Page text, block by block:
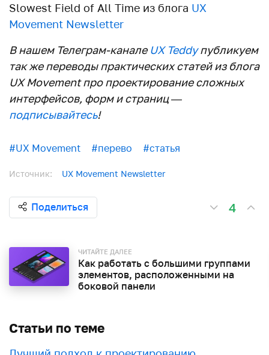
Slowest Field of All Time из блога UX
Movement Newsletter
В нашем Телеграм-каналеUX Teddyпубликуем
так же переводы практических статей из блога
UX Movement про проектирование сложных
интерфейсов, форм и страниц —
подписывайтесь!
#UX Movement #перево #статья
Источник: UX Movement Newsletter
Поделиться 4
ЧИТАЙТЕ ДАЛЕЕ
Как работать с большими группами
элементов, расположенными на
боковой панели
Статьи по теме